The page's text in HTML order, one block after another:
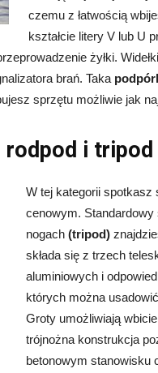
czemu z łatwością
kształcie litery V lub U
żyłki.
brań. Taka
sprzętu możliwie jak
i tripod
W tej kategorii
cenowym.
nogach (tripod)
składa się z trzech
aluminiowych i
których można
Groty umożliwiają
trójnożna konstrukcja
betonowym stanowisku